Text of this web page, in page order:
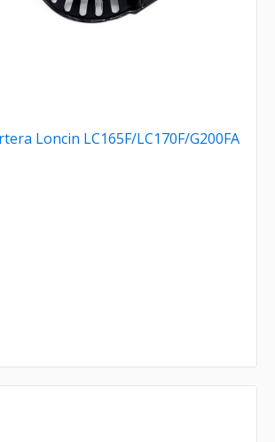
Loncin LC165F/LC170F/G200FA